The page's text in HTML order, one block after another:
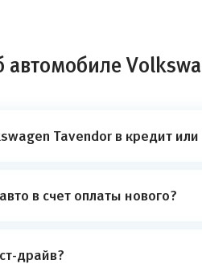
автомобиле
Tavendor в кредит или
в счет оплаты нового?
драйв?